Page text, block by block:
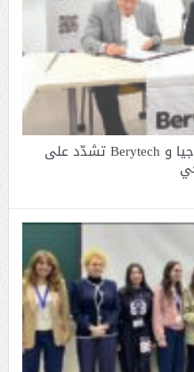
مذكرة تفاهم بين وزارة التكنولوجيا و Berytech تشدّد على